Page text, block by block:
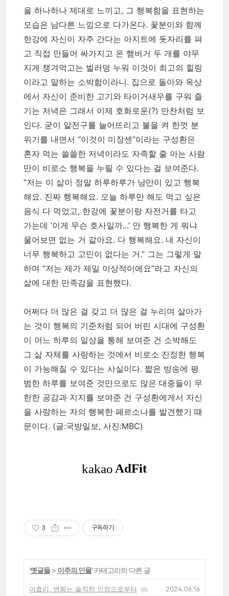
을 하나하나 제대로 느끼고, 그 행복함을 표현하는
모습은 남다른 느낌으로 다가온다. 꽃분이와 함께
한강에 자신이 자주 간다는 아지트에 돗자리를 펴
고 직접 만들어 싸가지고 온 햄버거 두 개를 야무
지게 챙겨먹고는 벌러덩 누워 이것이 최고의 힐링
이라고 말하는 소박함이라니. 집으로 돌아와 옥상
에서 자신이 준비한 고기와 타이거새우를 구워 즐
기는 저녁은 그래서 이제 호화로운(?) 만찬처럼 보
인다. 굳이 알전구를 늘어뜨리고 불을 켜 한껏 분
위기를 내면서 “이것이 미장센”이라는 구성환은
혼자 먹는 쓸쓸한 저녁이라도 자족할 줄 아는 사람
만이 비로소 행복을 누릴 수 있다는 걸 보여준다.
“저는 이 삶이 정말 하루하루가 낭만이 있고 행복
해요. 진짜 행복해요. 오늘 하루만 해도 먹고 싶은
음식 다 먹었고, 한강에 꽃분이랑 자전거를 타고
가는데 ‘이게 무슨 호사일까...’ 안 행복한 게 뭐냐
물어보면 없는 거 같아요. 다 행복해요. 내 자신이
너무 행복하고 고민이 없다는 거.” 그는 그렇게 말
하며 “저는 제가 제일 이상적이에요”라고 자신의
삶에 대한 만족감을 표현했다.
어쩌다 더 많은 걸 갖고 더 많은 걸 누리며 살아가
는 것이 행복의 기준처럼 되어 버린 시대에 구성환
이 어느 하루의 일상을 통해 보여준 건 소박해도
그 삶 자체를 사랑하는 것에서 비로소 진정한 행복
이 가능해질 수 있다는 사실이다. 짧은 방송에 평
범한 하루를 보여준 것만으로도 많은 대중들이 무
한한 공감과 지지를 보여준 건 구성환에게서 자신
을 사랑하는 자의 행복한 페르소나를 발견했기 때
문이다. (글:국방일보, 사진:MBC)
3 구독하기
'옛글들> 이주의 인물' 카테고리의 다른 글
이효리, 변화는 솔직한 인정으로부터 (0)
2024.06.16